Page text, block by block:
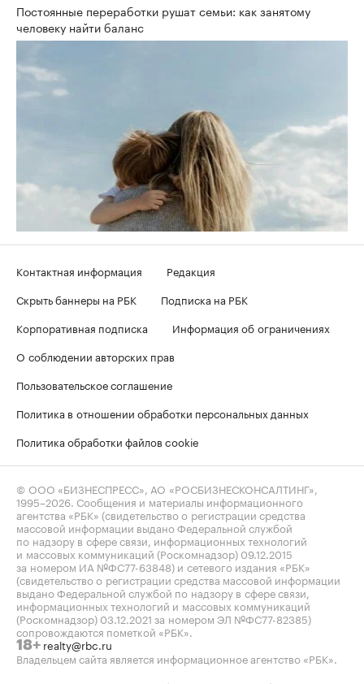
Постоянные переработки рушат семьи: как занятому
человеку найти баланс
Контактная информация
Редакция
Скрыть баннеры на РБК
Подписка на РБК
Корпоративная подписка
Информация об ограничениях
О соблюдении авторских прав
Пользовательское соглашение
Политика в отношении обработки персональных данных
Политика обработки файлов cookie
© ООО «БИЗНЕСПРЕСС», АО «РОСБИЗНЕСКОНСАЛТИНГ»,
1995–2026 . Сообщения и материалы информационного
агентства «РБК» (свидетельство о регистрации средства
массовой информации выдано Федеральной службой
по надзору в сфере связи, информационных технологий
и массовых коммуникаций (Роскомнадзор) 09.12.2015
за номером ИА №ФС77-63848) и сетевого издания «РБК»
(свидетельство о регистрации средства массовой информации
выдано Федеральной службой по надзору в сфере связи,
информационных технологий и массовых коммуникаций
(Роскомнадзор) 03.12.2021 за номером ЭЛ №ФС77-82385)
сопровождаются пометкой «РБК».
18+ realty@rbc.ru
Владельцем сайта является информационное агентство «РБК».